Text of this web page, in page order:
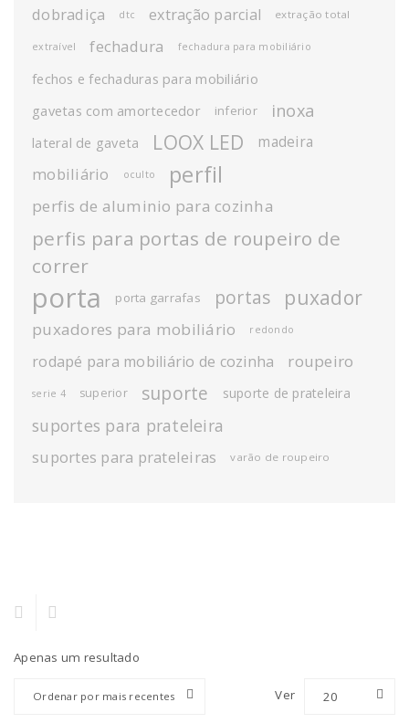
dobradiça dtc extração parcial extração total
extraível fechadura fechadura para mobiliário
fechos e fechaduras para mobiliário
gavetas com amortecedor
inferior inoxa
lateral de gaveta LOOX LED madeira
mobiliário oculto perfil
perfis de aluminio para cozinha
perfis para portas de roupeiro de
correr
porta porta garrafas portas puxador
puxadores para mobiliário redondo
rodapé para mobiliário de cozinha roupeiro
serie 4 superior suporte suporte de prateleira
suportes para prateleira
suportes para prateleiras varão de roupeiro
Apenas um resultado
Ordenar por mais recentes Ver 20